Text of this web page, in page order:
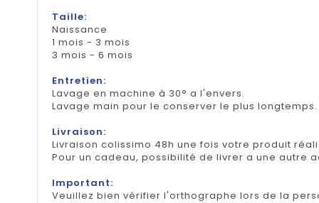
Taille:
Naissance
1 mois - 3 mois
3 mois - 6 mois
Entretien:
Lavage en machine à 30° a l'envers.
Lavage main pour le conserver le plus
Livraison:
Livraison colissimo 48h une fois votre produit
Pour un cadeau, possibilité de livrer a une autre
Important:
Veuillez bien vérifier l'orthographe lors de la